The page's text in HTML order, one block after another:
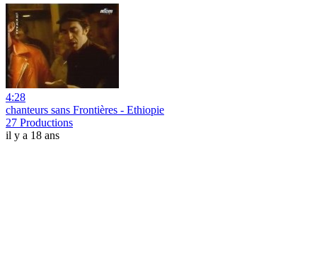
4:28
chanteurs sans Frontières - Ethiopie
27 Productions
il y a 18 ans